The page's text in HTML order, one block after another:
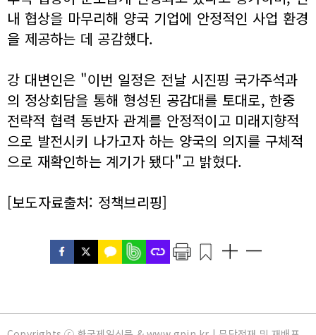
내 협상을 마무리해 양국 기업에 안정적인 사업 환경
을 제공하는 데 공감했다.
강 대변인은 "이번 일정은 전날 시진핑 국가주석과
의 정상회담을 통해 형성된 공감대를 토대로, 한중
전략적 협력 동반자 관계를 안정적이고 미래지향적
으로 발전시키 나가고자 하는 양국의 의지를 구체적
으로 재확인하는 계기가 됐다"고 밝혔다.
[보도자료출처: 정책브리핑]